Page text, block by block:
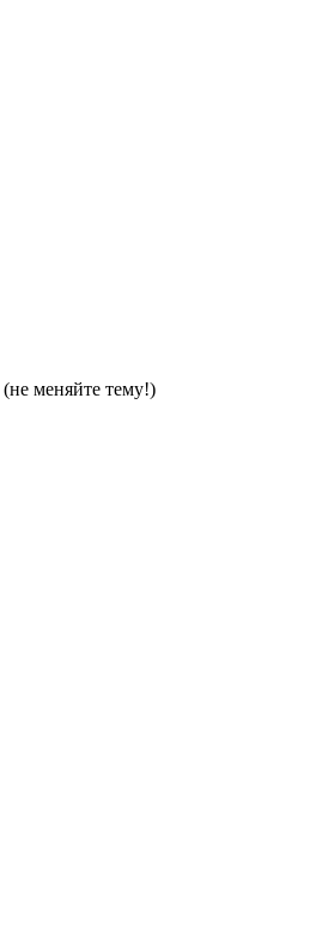
(не меняйте тему!)